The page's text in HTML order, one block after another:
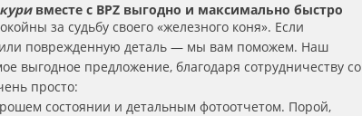
вместе с BPZ выгодно и максимально быстро
за судьбу своего «железного коня». Если
или поврежденную деталь — мы вам поможем. Наш
выгодное предложение, благодаря сотрудничеству со
просто:
состоянии и детальным фотоотчетом. Порой,